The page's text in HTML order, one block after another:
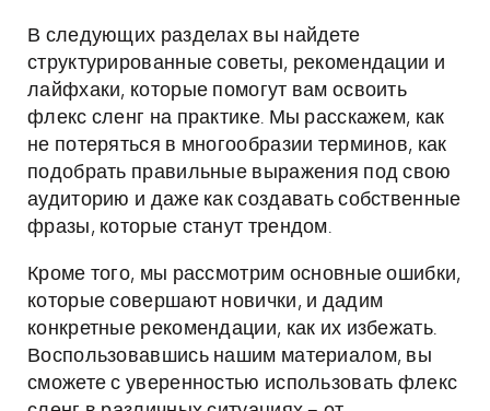
В следующих разделах вы найдете
структурированные советы, рекомендации и
лайфхаки, которые помогут вам освоить
флекс сленг на практике. Мы расскажем, как
не потеряться в многообразии терминов, как
подобрать правильные выражения под свою
аудиторию и даже как создавать собственные
фразы, которые станут трендом.
Кроме того, мы рассмотрим основные ошибки,
которые совершают новички, и дадим
конкретные рекомендации, как их избежать.
Воспользовавшись нашим материалом, вы
сможете с уверенностью использовать флекс